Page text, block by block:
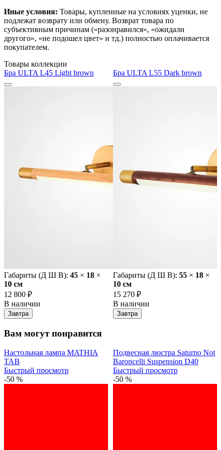
Иные условия: Товары, купленные на условиях уценки, не
подлежат возврату или обмену. Возврат товара по
субъективным причинам («разонравился», «ожидали
другого», «не подошел цвет» и тд.) полностью оплачивается
покупателем.
Товары коллекции
Бра ULTA L45 Light brown
Габариты (Д Ш В): 45 × 18 ×
10 cм
12 800 ₽
В наличии
Завтра
Бра ULTA L55 Dark brown
Габариты (Д Ш В): 55 × 18 ×
10 cм
15 270 ₽
В наличии
Завтра
Вам могут понравится
Настольная лампа MATHIA
TAB
Быстрый просмотр
-50 %
Подвесная люстра Saturno Not
Baroncelli Suspension D40
Быстрый просмотр
-50 %